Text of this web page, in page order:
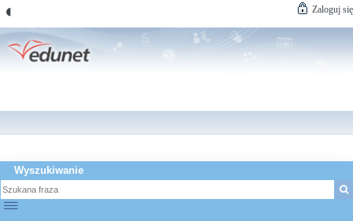
◐ Zaloguj się
Wyszukiwanie
☰